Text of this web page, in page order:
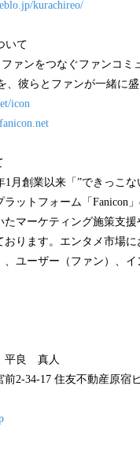
kurachireo/
いて
ァンをつなぐファンコミ
、彼らとファンが一緒に
icon
1月創業以来「”できっこ
ットフォーム「Fanicon
マーケティング施策支
ります。エンタメ市場
ユーザー（ファン）、
平良 真人
2-34-17 住友不動産原宿